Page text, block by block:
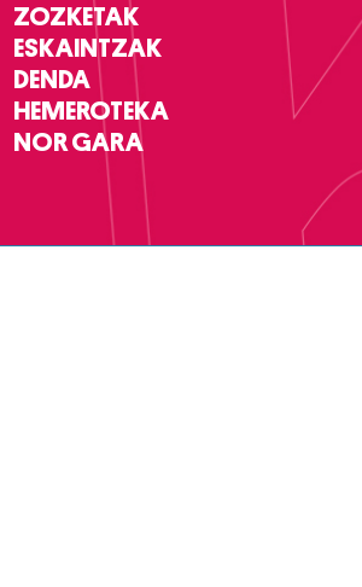
ZOZKETAK
ESKAINTZAK
DENDA
HEMEROTEKA
NOR GARA